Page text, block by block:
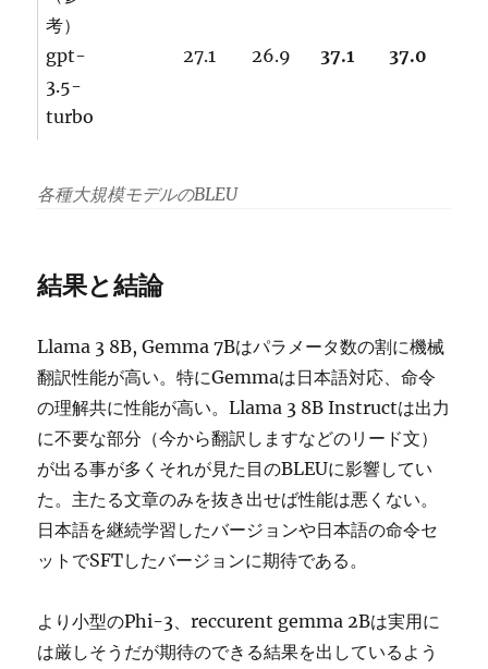
考）
gpt-
3.5-
turbo
27.1 26.9 37.1 37.0
各種大規模モデルのBLEU
結果と結論
Llama 3 8B, Gemma 7Bはパラメータ数の割に機械
翻訳性能が高い。特にGemmaは日本語対応、命令
の理解共に性能が高い。Llama 3 8B Instructは出力
に不要な部分（今から翻訳しますなどのリード文）
が出る事が多くそれが見た目のBLEUに影響してい
た。主たる文章のみを抜き出せば性能は悪くない。
日本語を継続学習したバージョンや日本語の命令セ
ットでSFTしたバージョンに期待である。
より小型のPhi-3、reccurent gemma 2Bは実用に
は厳しそうだが期待のできる結果を出しているよう